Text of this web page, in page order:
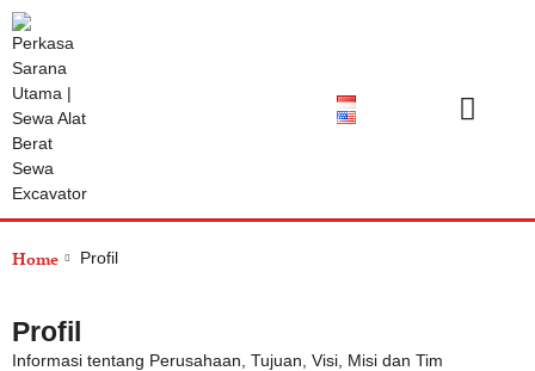
Home Profil
Profil
Informasi tentang Perusahaan, Tujuan, Visi, Misi dan Tim